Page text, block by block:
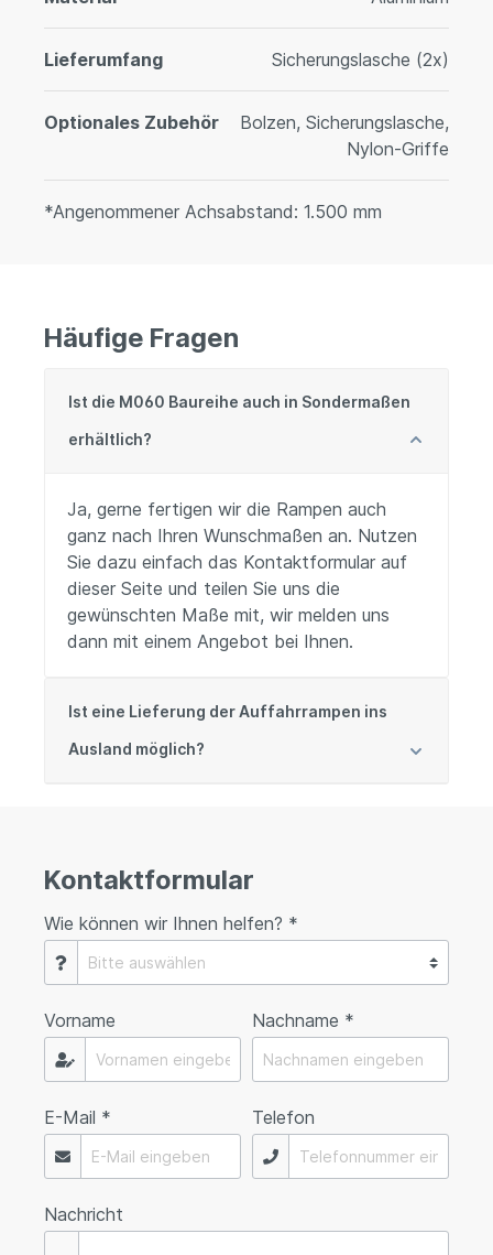
Lieferumfang Sicherungslasche (2x)
Optionales Zubehör
Bolzen, Sicherungslasche,
Nylon-Griffe
*Angenommener Achsabstand: 1.500 mm
Häufige Fragen
Ist die M060 Baureihe auch in Sondermaßen
erhältlich?
Ja, gerne fertigen wir die Rampen auch
ganz nach Ihren Wunschmaßen an. Nutzen
Sie dazu einfach das Kontaktformular auf
dieser Seite und teilen Sie uns die
gewünschten Maße mit, wir melden uns
dann mit einem Angebot bei Ihnen.
Ist eine Lieferung der Auffahrrampen ins
Ausland möglich?
Kontaktformular
Wie können wir Ihnen helfen? *
Vorname Nachname *
E-Mail * Telefon
Nachricht